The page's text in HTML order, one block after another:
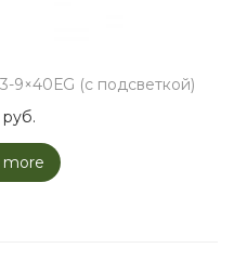
9×40ЕG (с подсветкой)
руб.
more